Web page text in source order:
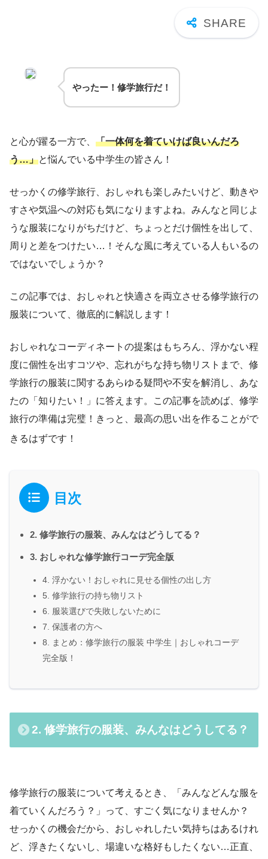
やったー！修学旅行だ！
と心が躍る一方で、 「一体何を着ていけば良いんだろ
う…」と悩んでいる中学生の皆さん！
せっかくの修学旅行、おしゃれも楽しみたいけど、動きや
すさや気温への対応も気になりますよね。みんなと同じよ
うな服装になりがちだけど、ちょっとだけ個性を出して、
周りと差をつけたい…！そんな風に考えている人もいるの
ではないでしょうか？
この記事では、おしゃれと快適さを両立させる修学旅行の
服装について、徹底的に解説します！
おしゃれなコーディネートの提案はもちろん、浮かない程
度に個性を出すコツや、忘れがちな持ち物リストまで、修
学旅行の服装に関するあらゆる疑問や不安を解消し、あな
たの「知りたい！」に答えます。この記事を読めば、修学
旅行の準備は完璧！きっと、最高の思い出を作ることがで
きるはずです！
目次
2. 修学旅行の服装、みんなはどうしてる？
3. おしゃれな修学旅行コーデ完全版
4. 浮かない！おしゃれに見せる個性の出し方
5. 修学旅行の持ち物リスト
6. 服装選びで失敗しないために
7. 保護者の方へ
8. まとめ：修学旅行の服装 中学生｜おしゃれコーデ
完全版！
2. 修学旅行の服装、みんなはどうしてる？
修学旅行の服装について考えるとき、「みんなどんな服を
着ていくんだろう？」って、すごく気になりませんか？
せっかくの機会だから、おしゃれしたい気持ちはあるけれ
ど、浮きたくないし、場違いな格好もしたくない…正直、